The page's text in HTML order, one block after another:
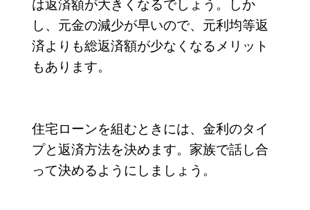
し、元金の減少が早いので、元利均等返
済よりも総返済額が少なくなるメリット
もあります。
住宅ローンを組むときには、金利のタイ
プと返済方法を決めます。家族で話し合
って決めるようにしましょう。